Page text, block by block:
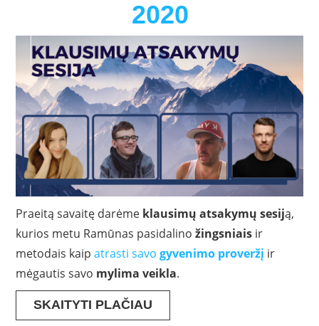
2020
Praeitą savaitę darėme klausimų atsakymų sesiją,
kurios metu Ramūnas pasidalinožingsniais ir
metodais kaipatrasti savogyvenimo proveržį ir
mėgautis savo mylima veikla.
SKAITYTI PLAČIAU